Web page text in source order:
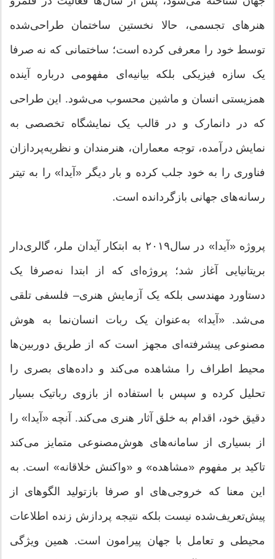
هنرهای تجسمی، حالا نخستین ساختمان طراحی‌شده
توسط خود را معرفی کرده است؛ ساختمانی که نه صرفا
یک سازه فیزیکی بلکه بیانیه‌ای مفهومی درباره آینده
همزیستی انسان و ماشین محسوب می‌شود. این طراحی
که در دانمارک و در قالب یک نمایشگاه تخصصی به
نمایش درآمده، توجه معماران، هنرمندان و نظریه‌پردازان
فناوری را به خود جلب کرده و بار دیگر «آیدا» را به تیتر
رسانه‌های جهانی بازگردانده است.
پروژه «آیدا» در سال۲۰۱۹ به ابتکار آیدان ملر، گالری‌دار
بریتانیایی آغاز شد؛ پروژه‌ای که از ابتدا نه‌صرفا یک
دستاورد مهندسی بلکه یک آزمایش هنری– فلسفی تلقی
می‌شد. «آیدا» به‌عنوان یک ربات انسان‌نما به هوش
مصنوعی پیشرفته‌ای مجهز است که از طریق دوربین‌ها
محیط اطراف را مشاهده می‌کند و داده‌های بصری را
تحلیل کرده و سپس با استفاده از بازوی رباتیک بسیار
دقیق خود، اقدام به خلق آثار هنری می‌کند. آنچه «آیدا» را
از بسیاری از سامانه‌های هوش‌مصنوعی متمایز می‌کند
تاکید بر مفهوم «مشاهده» و «واکنش خلاقانه» است. به
این معنا که خروجی‌های او صرفا بازتولید الگوهای از
پیش‌تعریف‌شده نیست بلکه نتیجه پردازش زنده اطلاعات
محیطی و تعامل با جهان پیرامون است. همین ویژگی